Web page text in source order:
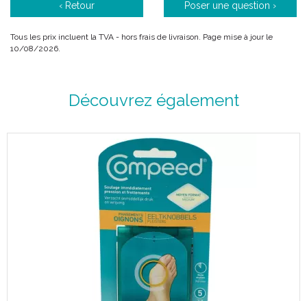
‹ Retour Poser une question ›
Tous les prix incluent la TVA - hors frais de livraison. Page mise à jour le
10/08/2026.
Découvrez également